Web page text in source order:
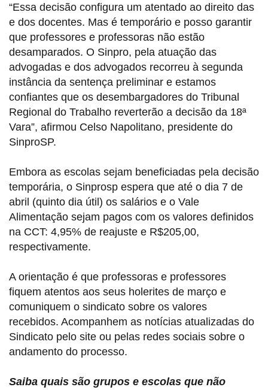
“Essa decisão configura um atentado ao direito das
e dos docentes. Mas é temporário e posso garantir
que professores e professoras não estão
desamparados. O Sinpro, pela atuação das
advogadas e dos advogados recorreu à segunda
instância da sentença preliminar e estamos
confiantes que os desembargadores do Tribunal
Regional do Trabalho reverterão a decisão da 18ª
Vara”, afirmou Celso Napolitano, presidente do
SinproSP.
Embora as escolas sejam beneficiadas pela decisão
temporária, o Sinprosp espera que até o dia 7 de
abril (quinto dia útil) os salários e o Vale
Alimentação sejam pagos com os valores definidos
na CCT: 4,95% de reajuste e R$205,00,
respectivamente.
A orientação é que professoras e professores
fiquem atentos aos seus holerites de março e
comuniquem o sindicato sobre os valores
recebidos. Acompanhem as notícias atualizadas do
Sindicato pelo site ou pelas redes sociais sobre o
andamento do processo.
Saiba quais são grupos e escolas que não